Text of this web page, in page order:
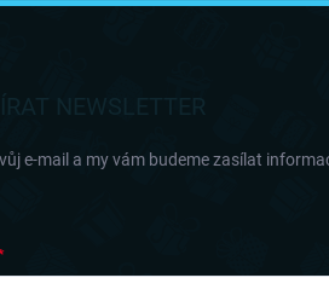
NEWSLETTER
e-mail a my vám budeme zasílat